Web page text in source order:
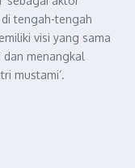
tengah-tengah
visi yang sama
dan menangkal
mustami’.